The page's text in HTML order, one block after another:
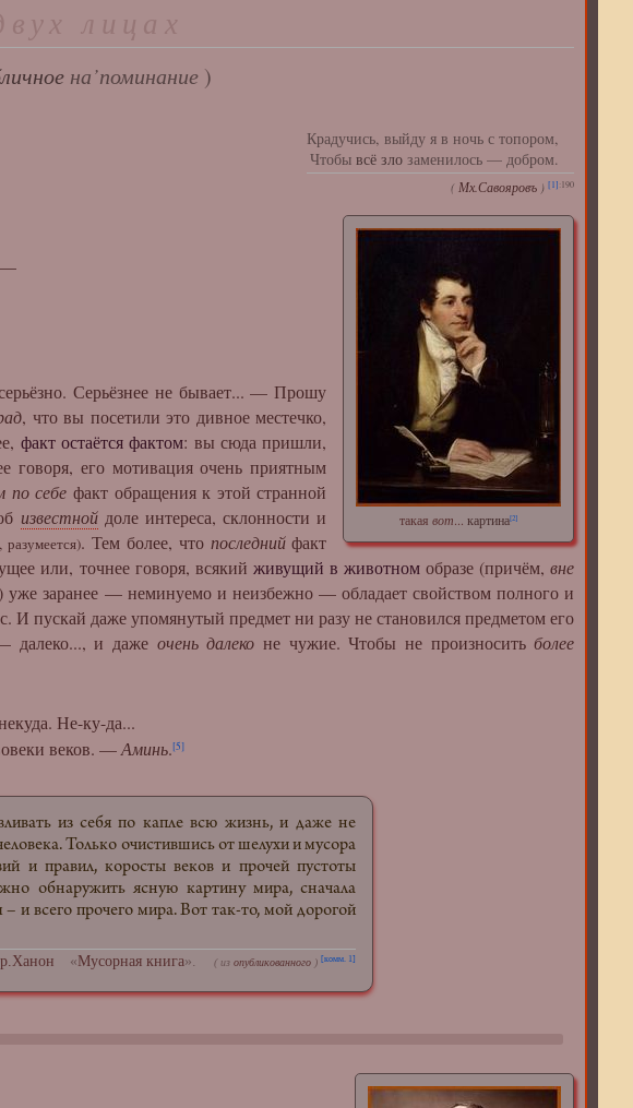
на’поминание)
Крадучись, выйду я в ночь с топором,
Чтобывсё зло заменилось — добром.
(Мх.Савояровъ ) [1]:190
такаявот...картина[2]
—
Серьёзнее не бывает... — Прошу
, что вы посетили это дивное местечко,
факт остаётся фактом: вы сюда пришли,
говоря, его мотивация очень приятным
по себе факт обращения к этой странной
известнойдоле интереса, склонности и
разумеется). Тем более, что последнийфакт
или, точнее говоря, всякий живущий в животном образе (причём,вне
уже заранее — неминуемо и неизбежно — обладает свойством полного и
И пускай даже упомянутый предмет ни разу не становился предметом его
далеко..., и даже очень далеко не чужие. Чтобы не произноситьболее
Не-ку-да...
веков. —Аминь.[5]
из себя по капле всю жизнь, и даже не
Только очистившись от шелухи и мусора
и правил, коросты веков и прочей пустоты
обнаружить ясную картину мира, сначала
– и всего прочего мира. Вот так-то, мой дорогой
«Мусорная книга». ( из опубликованного) [комм. 1]